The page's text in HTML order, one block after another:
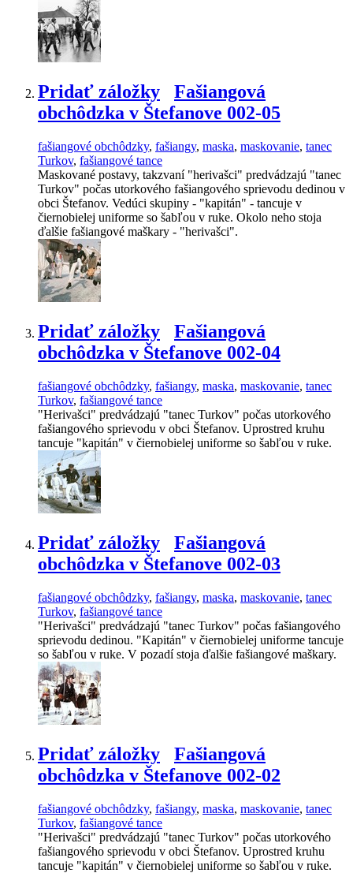
Pridať záložky
Fašiangová
obchôdzka v Štefanove 002-05
fašiangové obchôdzky, fašiangy, maska, maskovanie, tanec
Turkov, fašiangové tance
Maskované postavy, takzvaní "herivašci" predvádzajú "tanec
Turkov" počas utorkového fašiangového sprievodu dedinou v
obci Štefanov. Vedúci skupiny - "kapitán" - tancuje v
čiernobielej uniforme so šabľou v ruke. Okolo neho stoja
ďalšie fašiangové maškary - "herivašci".
Pridať záložky
Fašiangová
obchôdzka v Štefanove 002-04
fašiangové obchôdzky, fašiangy, maska, maskovanie, tanec
Turkov, fašiangové tance
"Herivašci" predvádzajú "tanec Turkov" počas utorkového
fašiangového sprievodu v obci Štefanov. Uprostred kruhu
tancuje "kapitán" v čiernobielej uniforme so šabľou v ruke.
Pridať záložky
Fašiangová
obchôdzka v Štefanove 002-03
fašiangové obchôdzky, fašiangy, maska, maskovanie, tanec
Turkov, fašiangové tance
"Herivašci" predvádzajú "tanec Turkov" počas fašiangového
sprievodu dedinou. "Kapitán" v čiernobielej uniforme tancuje
so šabľou v ruke. V pozadí stoja ďalšie fašiangové maškary.
Pridať záložky
Fašiangová
obchôdzka v Štefanove 002-02
fašiangové obchôdzky, fašiangy, maska, maskovanie, tanec
Turkov, fašiangové tance
"Herivašci" predvádzajú "tanec Turkov" počas utorkového
fašiangového sprievodu v obci Štefanov. Uprostred kruhu
tancuje "kapitán" v čiernobielej uniforme so šabľou v ruke.